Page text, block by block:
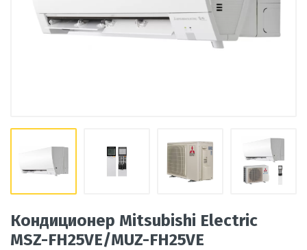
Кондиционер Mitsubishi Electric
MSZ-FH25VE/MUZ-FH25VE